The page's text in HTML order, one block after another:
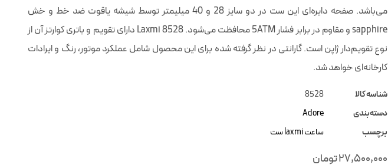
می‌باشد. صفحه دایره‌ای این ست در دو سایز 28 و 40 میلیمتر توسط شیشه ياقوت ضد خط و خش
sapphire و مقاوم در برابر فشار 5ATM محافظت می‌شود. Laxmi 8528 دارای تقویم و باتری کوارتز آن از
نوع تقويم‌دار ژاپن است. گارانتی در نظر گرفته شده برای این محصول شامل عملکرد موتور، رنگ و ایرادات
کارخانه‌ای خواهد شد.
شناسه کالا
8528
دسته‌بندی
Adore
برچسب
ساعت laxmi ست
27,500,000تومان